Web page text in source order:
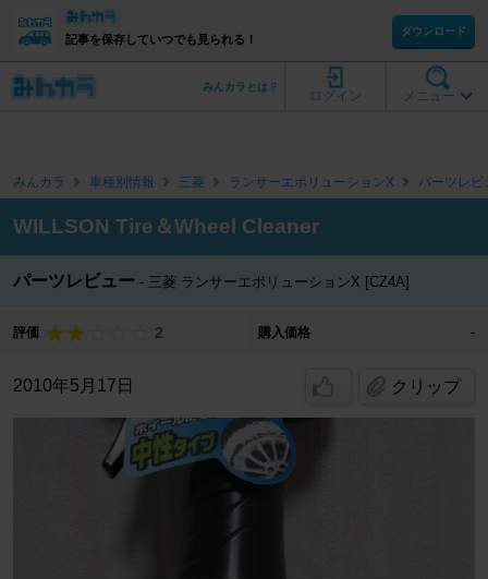
記事を保存していつでも見られる！
ダウンロード
メニュー
ログイン
みんカラとは？
みんカラ 車種別情報 三菱 ランサーエボリューションX パーツレビ
WILLSON Tire＆Wheel Cleaner
パーツレビュー 三菱 ランサーエボリューションX [CZ4A]
評価 2 購入価格 -
2010年5月17日 クリップ